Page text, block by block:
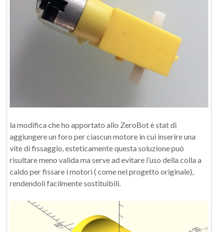
la modifica che ho apportato allo ZeroBot è stat di
aggiungere un foro per ciascun motore in cui inserire una
vite di fissaggio, esteticamente questa soluzione può
risultare meno valida ma serve ad evitare l’uso della colla a
caldo per fissare i motori ( come nel progetto originale),
rendendoli facilmente sostituibili.